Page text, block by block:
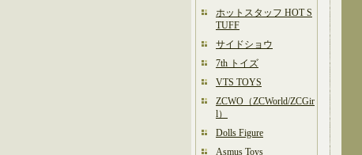
ホットスタッフ HOT S
TUFF
サイドショウ
7th トイズ
VTS TOYS
ZCWO（ZCWorld/ZCGir
l）
Dolls Figure
Asmus Toys